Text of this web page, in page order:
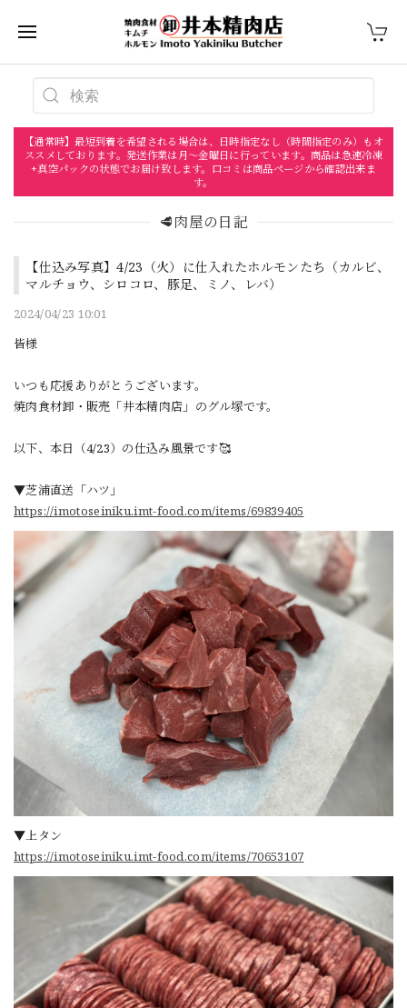
【通常時】最短到着を希望される場合は、日時指定なし（時間指定のみ）もオ
ススメしております。発送作業は月〜金曜日に行っています。商品は急速冷凍
+真空パックの状態でお届け致します。口コミは商品ページから確認出来ま
す。
🥩肉屋の日記
【仕込み写真】4/23（火）に仕入れたホルモンたち（カルビ、
マルチョウ、シロコロ、豚足、ミノ、レバ）
2024/04/23 10:01
皆様
いつも応援ありがとうございます。
焼肉食材卸・販売「井本精肉店」のグル塚です。
以下、本日（4/23）の仕込み風景です🥰
▼芝浦直送「ハツ」
https://imotoseiniku.imt-food.com/items/69839405
▼上タン
https://imotoseiniku.imt-food.com/items/70653107